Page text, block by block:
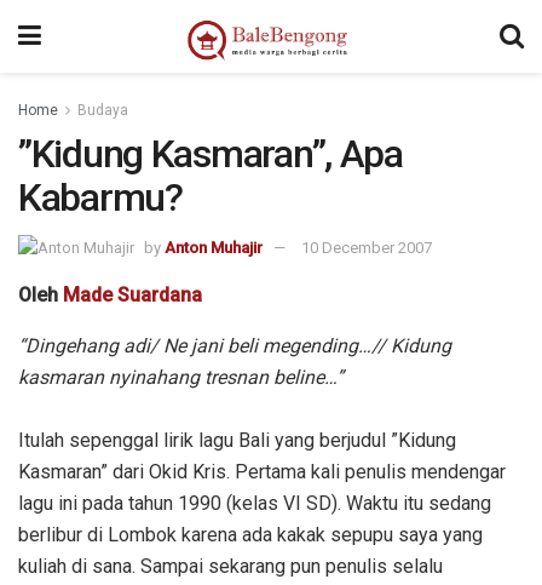
Home Budaya
”Kidung Kasmaran”, Apa
Kabarmu?
by Anton Muhajir 10 December 2007
Oleh Made Suardana
“Dingehang adi/ Ne jani beli megending…// Kidung
kasmaran nyinahang tresnan beline…”
Itulah sepenggal lirik lagu Bali yang berjudul ”Kidung
Kasmaran” dari Okid Kris. Pertama kali penulis mendengar
lagu ini pada tahun 1990 (kelas VI SD). Waktu itu sedang
berlibur di Lombok karena ada kakak sepupu saya yang
kuliah di sana. Sampai sekarang pun penulis selalu